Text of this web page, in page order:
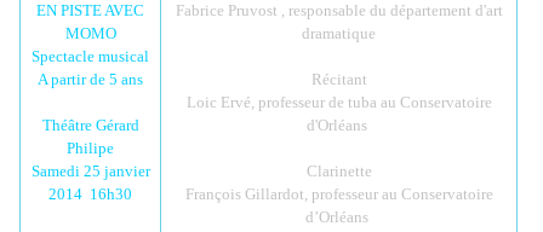
EN PISTE AVEC
MOMO
Spectacle musical
A partir de 5 ans
Théâtre Gérard
Philipe
Samedi 25 janvier
2014 16h30
Fabrice Pruvost , responsable du département d'art
dramatique
Récitant
Loic Ervé, professeur de tuba au Conservatoire
d'Orléans
Clarinette
François Gillardot, professeur au Conservatoire
d’Orléans